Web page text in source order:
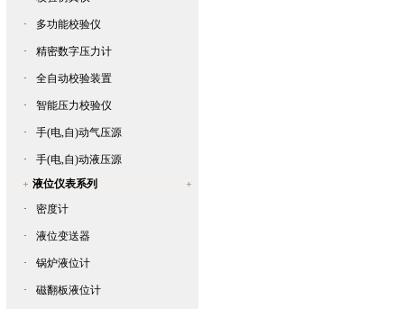
· 多功能校验仪
· 精密数字压力计
· 全自动校验装置
· 智能压力校验仪
· 手(电,自)动气压源
·
手(电,自)动液压源
液位仪表系列
·
密度计
· 液位变送器
· 锅炉液位计
· 磁翻板液位计